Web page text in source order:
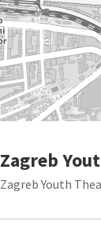
Zagreb
Zagreb Youth